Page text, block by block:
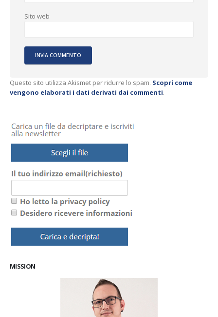
Sito web
Questo sito utilizza Akismet per ridurre lo spam. Scopri come
vengono elaborati i dati derivati dai commenti.
MISSION